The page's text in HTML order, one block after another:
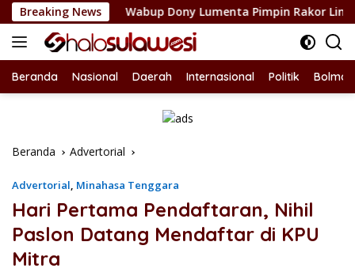
Langsung
ke
konten
Breaking News
Wabup Dony Lumenta Pimpin Rakor Lintas Sektor,
Beranda Nasional Daerah Internasional Politik
Beranda Advertorial
Advertorial, Minahasa Tenggara
Hari Pertama Pendaftaran, Nihil
Paslon Datang Mendaftar di KPU
Mitra